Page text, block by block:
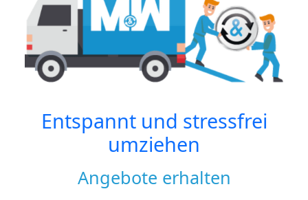
Entspannt und stressfrei
umziehen
Angebote erhalten